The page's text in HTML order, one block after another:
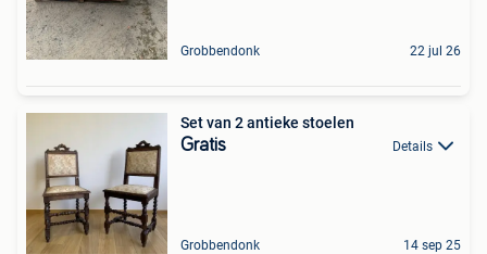
Grobbendonk 22 jul 26
Set van 2 antieke stoelen
Gratis Details
Grobbendonk 14 sep 25